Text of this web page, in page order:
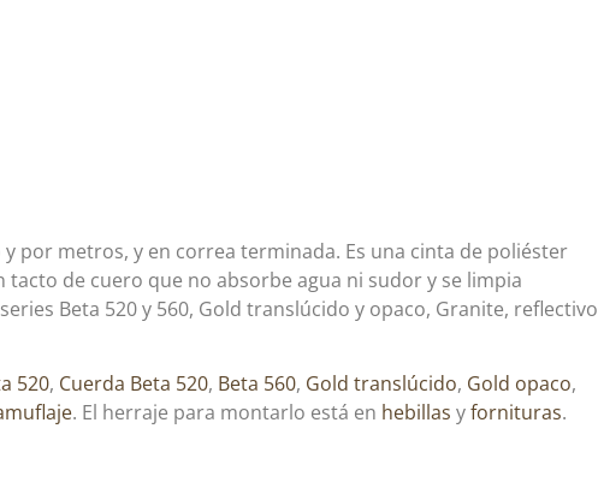
y por metros, y en correa terminada. Es una cinta de poliéster
tacto de cuero que no absorbe agua ni sudor y se limpia
Beta 520 y 560, Gold translúcido y opaco, Granite, reflectivo
520, Cuerda Beta 520, Beta 560, Gold translúcido, Gold opaco,
. El herraje para montarlo está en hebillas yfornituras.